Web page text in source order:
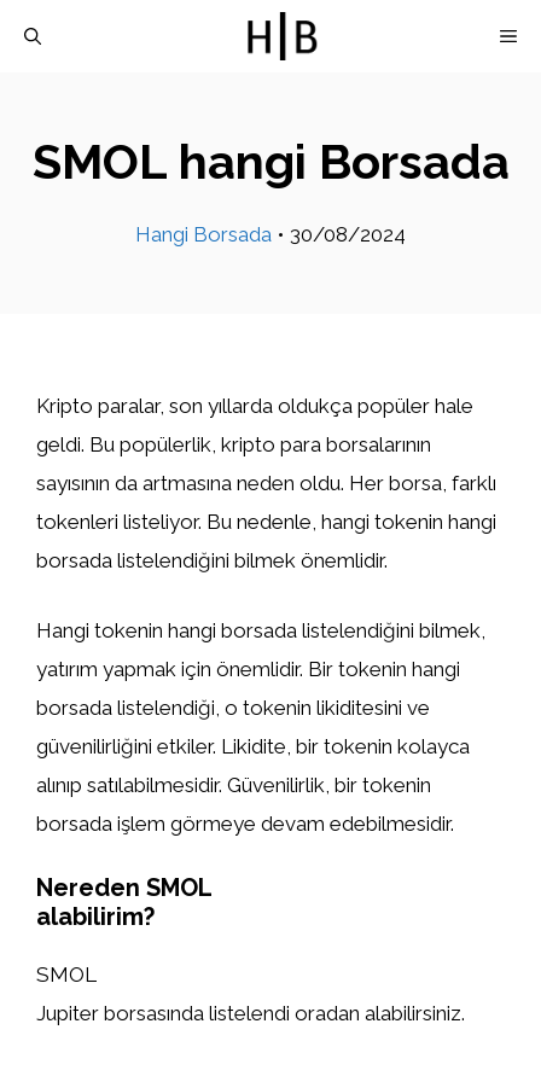
SMOL hangi Borsada
Hangi Borsada • 30/08/2024
Kripto paralar, son yıllarda oldukça popüler hale
geldi. Bu popülerlik, kripto para borsalarının
sayısının da artmasına neden oldu. Her borsa, farklı
tokenleri listeliyor. Bu nedenle, hangi tokenin hangi
borsada listelendiğini bilmek önemlidir.
Hangi tokenin hangi borsada listelendiğini bilmek,
yatırım yapmak için önemlidir. Bir tokenin hangi
borsada listelendiği, o tokenin likiditesini ve
güvenilirliğini etkiler. Likidite, bir tokenin kolayca
alınıp satılabilmesidir. Güvenilirlik, bir tokenin
borsada işlem görmeye devam edebilmesidir.
Nereden SMOL
alabilirim?
SMOL
Jupiter borsasında listelendi oradan alabilirsiniz.